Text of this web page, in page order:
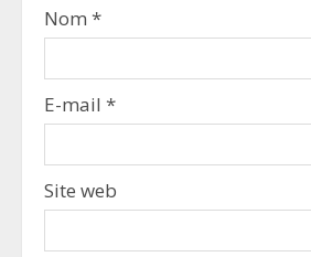
Nom *
E-mail *
Site web